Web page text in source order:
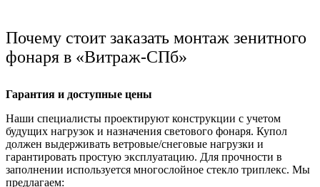
Почему стоит заказать монтаж зенитного
фонаря в «Витраж-СПб»
Гарантия и доступные цены
Наши специалисты проектируют конструкции с учетом
будущих нагрузок и назначения светового фонаря. Купол
должен выдерживать ветровые/снеговые нагрузки и
гарантировать простую эксплуатацию. Для прочности в
заполнении используется многослойное стекло триплекс. Мы
предлагаем: